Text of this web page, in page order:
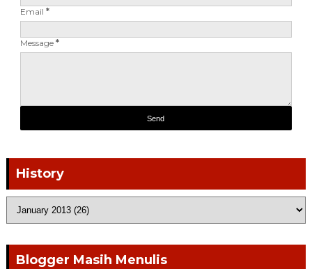
Email *
Message *
History
Blogger Masih Menulis